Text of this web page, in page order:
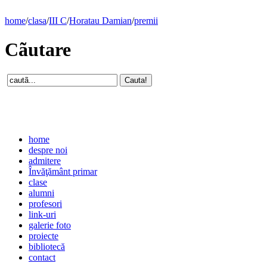
home/clasa/III C/Horatau Damian/premii
Cãutare
home
despre noi
admitere
Învăţământ primar
clase
alumni
profesori
link-uri
galerie foto
proiecte
bibliotecă
contact